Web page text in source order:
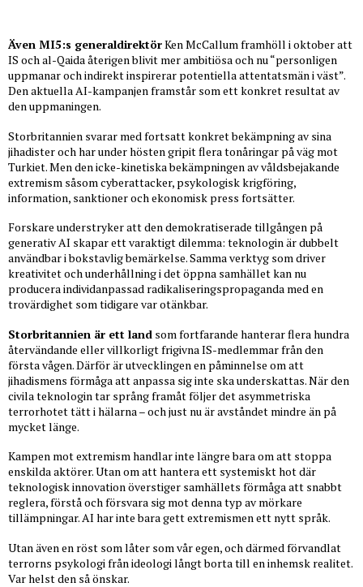
Även MI5:s generaldirektörKen McCallum framhöll i oktober att
IS och al-Qaida återigen blivit mer ambitiösa och nu “personligen
uppmanar och indirekt inspirerar potentiella attentatsmän i väst”.
Den aktuella AI-kampanjen framstår som ett konkret resultat av
den uppmaningen.
Storbritannien svarar med fortsatt konkret bekämpning av sina
jihadister och har under hösten gripit flera tonåringar på väg mot
Turkiet. Men den icke-kinetiska bekämpningen av våldsbejakande
extremism såsom cyberattacker, psykologisk krigföring,
information, sanktioner och ekonomisk press fortsätter.
Forskare understryker att den demokratiserade tillgången på
generativ AI skapar ett varaktigt dilemma: teknologin är dubbelt
användbar i bokstavlig bemärkelse. Samma verktyg som driver
kreativitet och underhållning i det öppna samhället kan nu
producera individanpassad radikaliseringspropaganda med en
trovärdighet som tidigare var otänkbar.
Storbritannien är ett land som fortfarande hanterar flera hundra
återvändande eller villkorligt frigivna IS-medlemmar från den
första vågen. Därför är utvecklingen en påminnelse om att
jihadismens förmåga att anpassa sig inte ska underskattas. När den
civila teknologin tar språng framåt följer det asymmetriska
terrorhotet tätt i hälarna – och just nu är avståndet mindre än på
mycket länge.
Kampen mot extremism handlar inte längre bara om att stoppa
enskilda aktörer. Utan om att hantera ett systemiskt hot där
teknologisk innovation överstiger samhällets förmåga att snabbt
reglera, förstå och försvara sig mot denna typ av mörkare
tillämpningar. AI har inte bara gett extremismen ett nytt språk.
Utan även en röst som låter som vår egen, och därmed förvandlat
terrorns psykologi från ideologi långt borta till en inhemsk realitet.
Var helst den så önskar.